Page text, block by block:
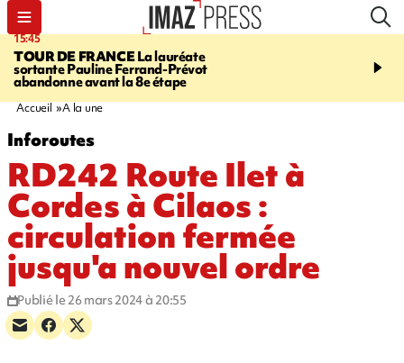
15:45
TOUR DE FRANCELa lauréate
sortante Pauline Ferrand-Prévot
abandonne avant la 8e étape
20:17
routière, concours de
Accueil A la une
Inforoutes
RD242 Route Ilet à
Cordes à Cilaos :
circulation fermée
jusqu'a nouvel ordre
Publié le 26 mars 2024 à 20:55